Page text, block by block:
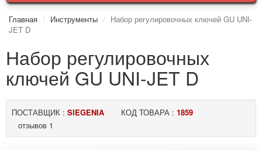
Главная Инструменты
Набор регулировочных ключей GU UNI-
JET D
Набор регулировочных
ключей GU UNI-JET D
ПОСТАВЩИК : SIEGENIA КОД ТОВАРА : 1859
отзывов 1